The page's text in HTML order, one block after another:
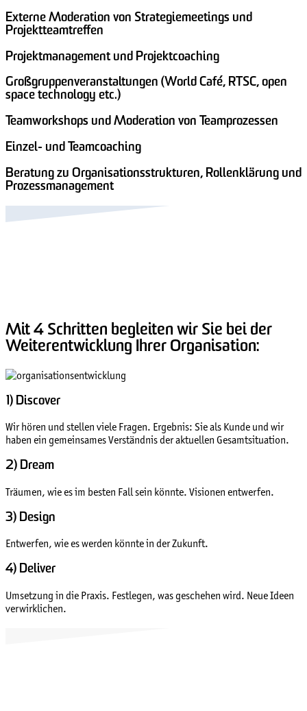
Externe Moderation von Strategiemeetings und
Projektteamtreffen
Projektmanagement und Projektcoaching
Großgruppenveranstaltungen (World Café, RTSC, open
space technology etc.)
Teamworkshops und Moderation von Teamprozessen
Einzel- und Teamcoaching
Beratung zu Organisationsstrukturen, Rollenklärung und
Prozessmanagement
Mit 4 Schritten begleiten wir Sie bei der
Weiterentwicklung Ihrer Organisation:
1) Discover
Wir hören und stellen viele Fragen. Ergebnis: Sie als Kunde und wir
haben ein gemeinsames Verständnis der aktuellen Gesamtsituation.
2) Dream
Träumen, wie es im besten Fall sein könnte. Visionen entwerfen.
3) Design
Entwerfen, wie es werden könnte in der Zukunft.
4) Deliver
Umsetzung in die Praxis. Festlegen, was geschehen wird. Neue Ideen
verwirklichen.